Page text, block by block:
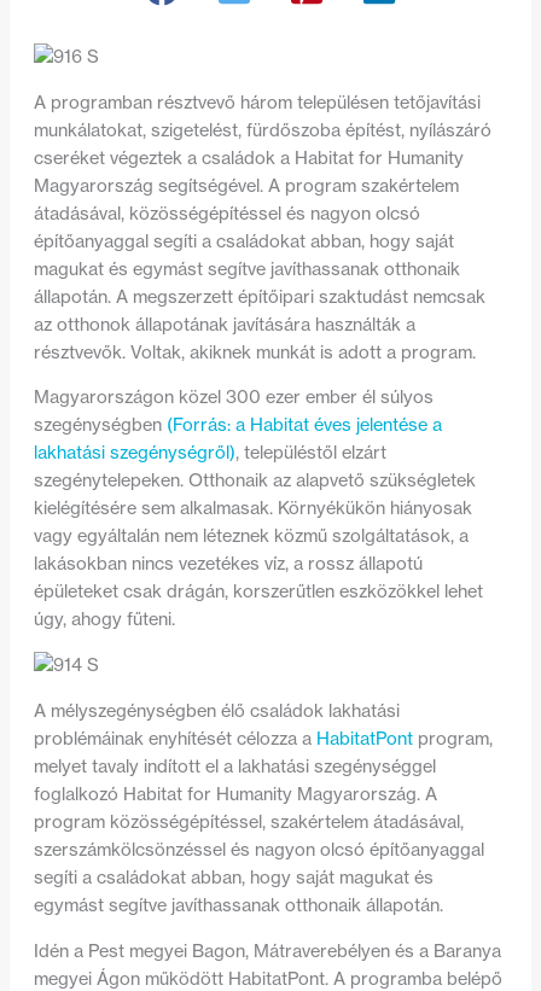
A programban résztvevő három településen tetőjavítási
munkálatokat, szigetelést, fürdőszoba építést, nyílászáró
cseréket végeztek a családok a Habitat for Humanity
Magyarország segítségével. A program szakértelem
átadásával, közösségépítéssel és nagyon olcsó
építőanyaggal segíti a családokat abban, hogy saját
magukat és egymást segítve javíthassanak otthonaik
állapotán. A megszerzett építőipari szaktudást nemcsak
az otthonok állapotának javítására használták a
résztvevők. Voltak, akiknek munkát is adott a program.
Magyarországon közel 300 ezer ember él súlyos
szegénységben (Forrás: a Habitat éves jelentése a
lakhatási szegénységről), településtől elzárt
szegénytelepeken. Otthonaik az alapvető szükségletek
kielégítésére sem alkalmasak. Környékükön hiányosak
vagy egyáltalán nem léteznek közmű szolgáltatások, a
lakásokban nincs vezetékes víz, a rossz állapotú
épületeket csak drágán, korszerűtlen eszközökkel lehet
úgy, ahogy fűteni.
A mélyszegénységben élő családok lakhatási
problémáinak enyhítését célozza a HabitatPontprogram,
melyet tavaly indított el a lakhatási szegénységgel
foglalkozó Habitat for Humanity Magyarország. A
program közösségépítéssel, szakértelem átadásával,
szerszámkölcsönzéssel és nagyon olcsó építőanyaggal
segíti a családokat abban, hogy saját magukat és
egymást segítve javíthassanak otthonaik állapotán.
Idén a Pest megyei Bagon, Mátraverebélyen és a Baranya
megyei Ágon működött HabitatPont. A programba belépő